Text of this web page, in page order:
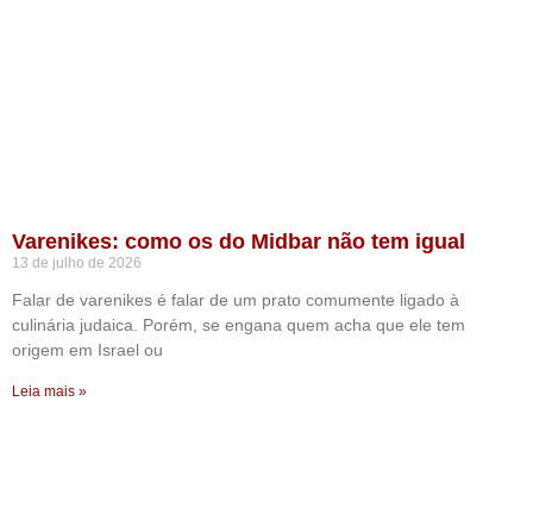
Varenikes: como os do Midbar não tem igual
13 de julho de 2026
Falar de varenikes é falar de um prato comumente ligado à
culinária judaica. Porém, se engana quem acha que ele tem
origem em Israel ou
Leia mais »